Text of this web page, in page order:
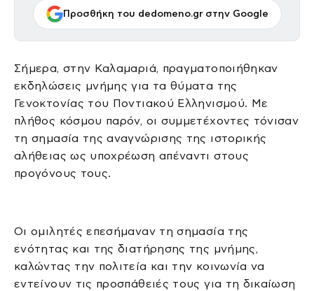
Προσθήκη του dedomeno.gr στην Google
Σήμερα, στην Καλαμαριά, πραγματοποιήθηκαν
εκδηλώσεις μνήμης για τα θύματα της
Γενοκτονίας του Ποντιακού Ελληνισμού. Με
πλήθος κόσμου παρόν, οι συμμετέχοντες τόνισαν
τη σημασία της αναγνώρισης της ιστορικής
αλήθειας ως υποχρέωση απέναντι στους
προγόνους τους.
Οι ομιλητές επεσήμαναν τη σημασία της
ενότητας και της διατήρησης της μνήμης,
καλώντας την πολιτεία και την κοινωνία να
εντείνουν τις προσπάθειές τους για τη δικαίωση